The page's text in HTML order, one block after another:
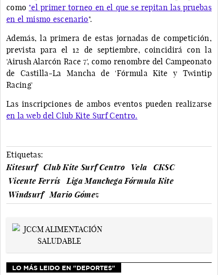
como "el primer torneo en el que se repitan las pruebas
en el mismo escenario".
Además, la primera de estas jornadas de competición,
prevista para el 12 de septiembre, coincidirá con la
'Airush Alarcón Race 7', como renombre del Campeonato
de Castilla-La Mancha de 'Fórmula Kite y Twintip
Racing'
Las inscripciones de ambos eventos pueden realizarse
en la web del Club Kite Surf Centro.
Etiquetas:
Kitesurf
Club Kite Surf Centro Vela
CKSC
Vicente Ferrís
Liga Manchega Fórmula Kite
Windsurf
Mario Gómez
LO MÁS LEIDO EN "DEPORTES"